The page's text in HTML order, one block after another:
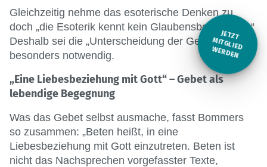
JETZT
M
ITGLIED W
ERDEN
Gleichzeitig nehme das esoterische Denken zu,
doch „die Esoterik kennt kein Glaubensbekenntnis.“
Deshalb sei die „Unterscheidung der Geister“ heute
besonders notwendig.
„Eine Liebesbeziehung mit Gott“ – Gebet als
lebendige Begegnung
Was das Gebet selbst ausmache, fasst Bommers
so zusammen: „Beten heißt, in eine
Liebesbeziehung mit Gott einzutreten. Beten ist
nicht das Nachsprechen vorgefasster Texte,